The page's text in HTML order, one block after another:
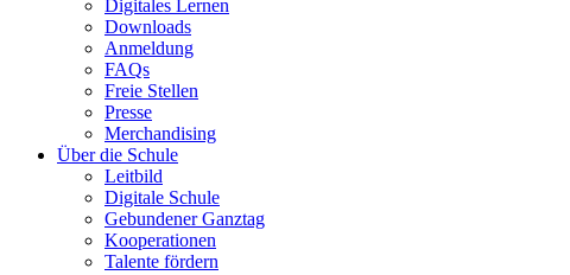
Digitales Lernen
Downloads
Anmeldung
FAQs
Freie Stellen
Presse
Merchandising
Über die Schule
Leitbild
Digitale Schule
Gebundener Ganztag
Kooperationen
Talente fördern